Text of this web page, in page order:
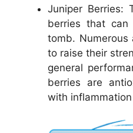
Juniper Berries:
berries that can
tomb.
to raise their
general
berries are
with